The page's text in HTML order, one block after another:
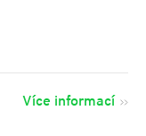
Více informací